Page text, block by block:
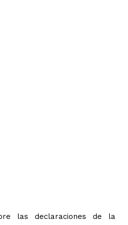
las declaraciones de la